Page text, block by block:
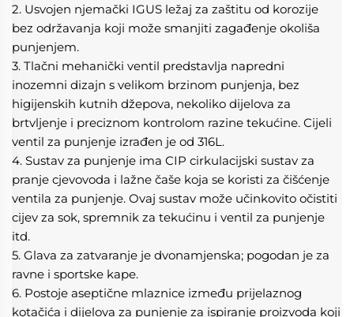
2. Usvojen njemački IGUS ležaj za zaštitu od korozije
bez održavanja koji može smanjiti zagađenje okoliša
punjenjem.
3. Tlačni mehanički ventil predstavlja napredni
inozemni dizajn s velikom brzinom punjenja, bez
higijenskih kutnih džepova, nekoliko dijelova za
brtvljenje i preciznom kontrolom razine tekućine. Cijeli
ventil za punjenje izrađen je od 316L.
4. Sustav za punjenje ima CIP cirkulacijski sustav za
pranje cjevovoda i lažne čaše koja se koristi za čišćenje
ventila za punjenje. Ovaj sustav može učinkovito očistiti
cijev za sok, spremnik za tekućinu i ventil za punjenje
itd.
5. Glava za zatvaranje je dvonamjenska; pogodan je za
ravne i sportske kape.
6. Postoje aseptične mlaznice između prijelaznog
kotačića i dijelova za punjenje za ispiranje proizvoda koji